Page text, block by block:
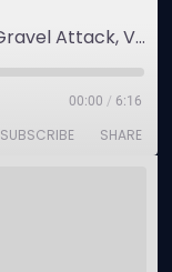
DDR #76 [info] - konkurs Gravel Attack, Varmia Gravel, Bike Expo, Inspire India Ultra Race
00:00 / 6:16
SUBSCRIBE SHARE